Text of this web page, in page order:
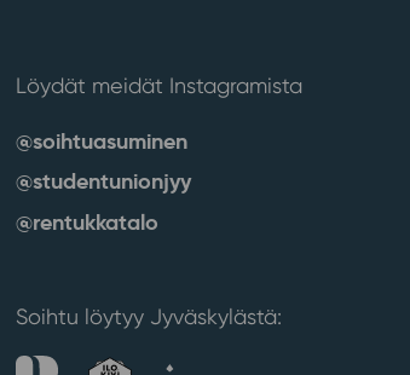
Löydät meidät Instagramista
@soihtuasuminen
@studentunionjyy
@rentukkatalo
Soihtu löytyy Jyväskylästä: